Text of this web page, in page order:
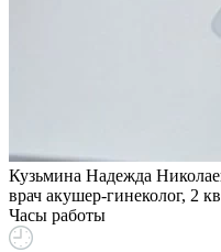
Кузьмина Надежда
врач акушер-гинеколог, 2
Часы работы